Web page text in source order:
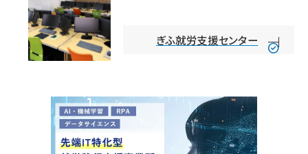
ぎふ就労支援センター